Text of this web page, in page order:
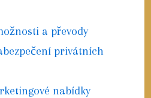
a převody
privátních
nabídky